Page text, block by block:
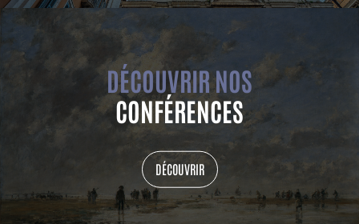
DÉCOUVRIR NOS
CONFÉRENCES
DÉCOUVRIR